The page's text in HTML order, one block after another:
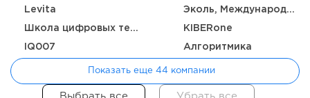
интернет-магазине...
Levita Эколь, Международная школа профессий
Школа цифровых технологий KIBERone
IQ007 Алгоритмика
Показать еще 44 компании